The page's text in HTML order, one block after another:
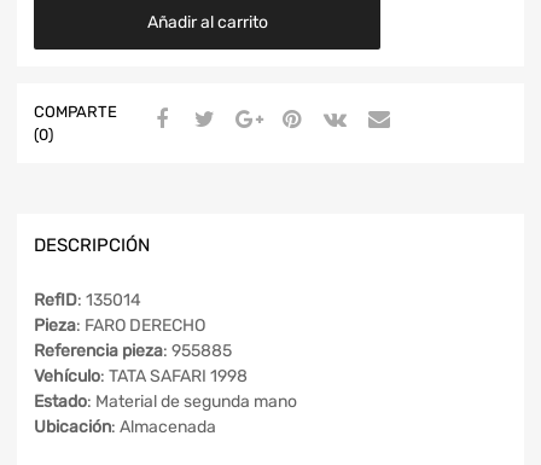
Añadir al carrito
COMPARTE
(0)
DESCRIPCIÓN
RefID: 135014
Pieza: FARO DERECHO
Referencia pieza: 955885
Vehículo: TATA SAFARI 1998
Estado: Material de segunda mano
Ubicación: Almacenada